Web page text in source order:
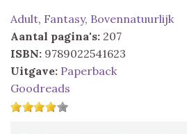
Adult, Fantasy, Bovennatuurlijk
Aantal pagina's: 207
ISBN: 9789022541623
Uitgave: Paperback
Goodreads